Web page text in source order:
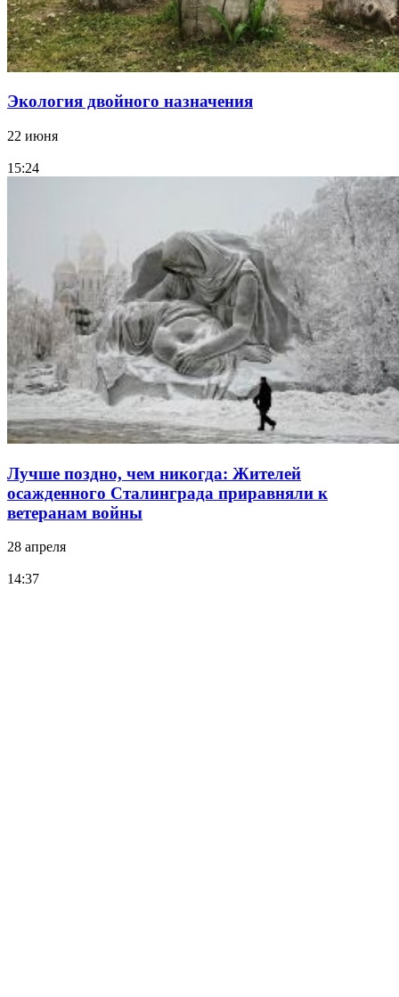
Экология двойного назначения
22 июня
15:24
Лучше поздно, чем никогда: Жителей
осажденного Сталинграда приравняли к
ветеранам войны
28 апреля
14:37